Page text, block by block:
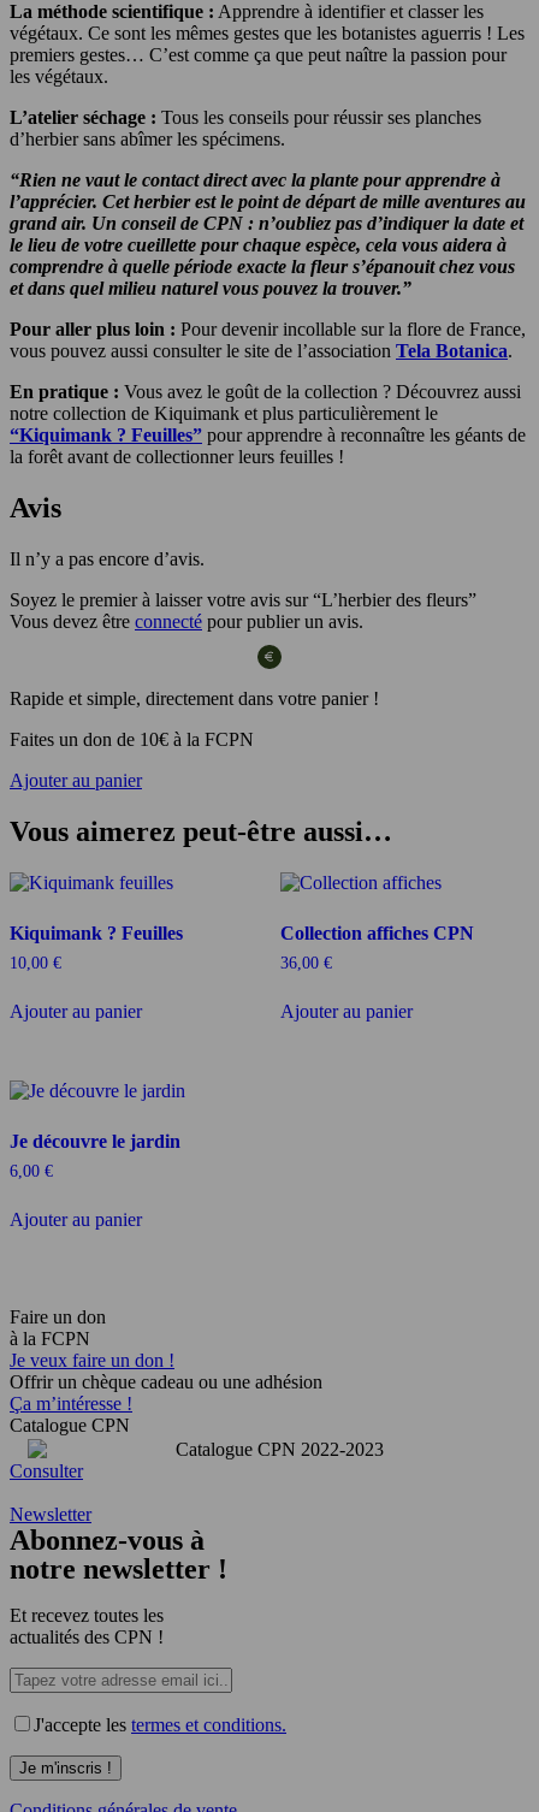
La méthode scientifique : Apprendre à identifier et classer les
végétaux. Ce sont les mêmes gestes que les botanistes aguerris ! Les
premiers gestes… C’est comme ça que peut naître la passion pour
les végétaux.
L’atelier séchage : Tous les conseils pour réussir ses planches
d’herbier sans abîmer les spécimens.
“Rien ne vaut le contact direct avec la plante pour apprendre à
l’apprécier. Cet herbier est le point de départ de mille aventures au
grand air. Un conseil de CPN : n’oubliez pas d’indiquer la date et
le lieu de votre cueillette pour chaque espèce, cela vous aidera à
comprendre à quelle période exacte la fleur s’épanouit chez vous
et dans quel milieu naturel vous pouvez la trouver.”
Pour aller plus loin : Pour devenir incollable sur la flore de France,
vous pouvez aussi consulter le site de l’association Tela Botanica.
En pratique : Vous avez le goût de la collection ? Découvrez aussi
notre collection de Kiquimank et plus particulièrement le
“Kiquimank ? Feuilles” pour apprendre à reconnaître les géants de
la forêt avant de collectionner leurs feuilles !
Avis
Il n’y a pas encore d’avis.
Soyez le premier à laisser votre avis sur “L’herbier des fleurs”
Vous devez être connecté pour publier un avis.
Rapide et simple, directement dans votre panier !
Faites un don de 10€ à la FCPN
Ajouter au panier
Vous aimerez peut-être aussi…
Kiquimank ? Feuilles
10,00 €
Ajouter au panier
Collection affiches CPN
36,00 €
Ajouter au panier
Je découvre le jardin
6,00 €
Ajouter au panier
Faire un don
à la FCPN
Je veux faire un don !
Offrir un chèque cadeau ou une adhésion
Ça m’intéresse !
Catalogue CPN
Consulter
Newsletter
Abonnez-vous à
notre newsletter !
Et recevez toutes les
actualités des CPN !
J'accepte les termes et conditions.